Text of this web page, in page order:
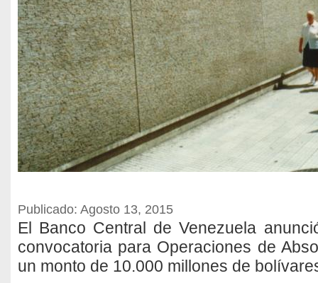
Publicado: Agosto 13, 2015
El Banco Central de Venezuela
convocatoria para Operaciones de
un monto de 10.000 millones de